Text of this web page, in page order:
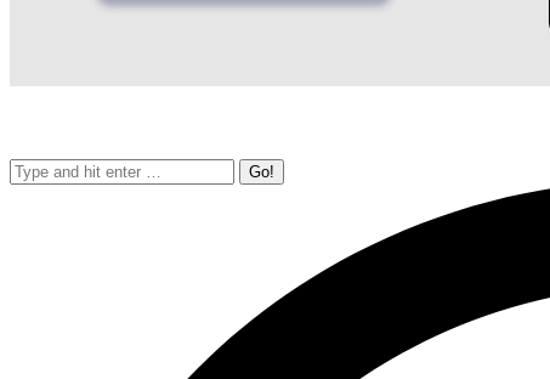
Search: